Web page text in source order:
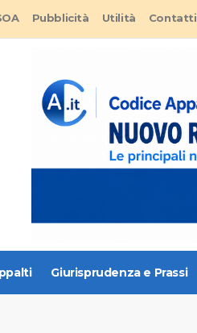
Pubblicità Utilità Contatti
Giurisprudenza e Prassi